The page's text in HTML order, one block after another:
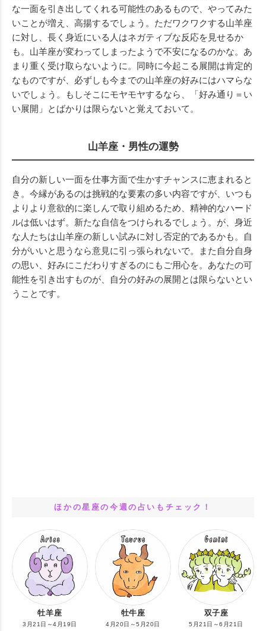
な一面を引き出してくれる可能性のあるもので、やってみた
いことが増え、高揚するでしょう。ただワクワクする山羊座
に対し、長く身近にいる人はネガティブな反応を見せるか
も。山羊座が変わってしまったようで不安になるのかな。あ
まり重く受け取らないように。同時に今起こる展開は肯定的
なものですが、必ずしも今までの山羊座の好みにはハマらな
いでしょう。もしそこにモヤモヤするなら、「好み通り＝い
い展開」とばかりは限らないと覚えておいて。
山羊座・男性の運勢
自分の新しい一面を仕事方面で生かすチャンスに恵まれると
き。今縁があるのは挑戦的な要素の多い内容ですが、いつも
よりより意欲的に楽しんで取り組めるため、精神的なハード
ルは低いはず。新たな自信をつけられるでしょう。が、身近
な人たちは山羊座の新しい試みに対し否定的であるかも。自
分がいいと思うなら意見に引っ張られないで。また自分自身
の思い、好みにこだわりすぎるのにもご用心を。あなたの可
能性を引き出すものが、自分の好みの展開とは限らないとい
うことです。
ほかの星座の今週の占いもチェック！
牡羊座
3月21日～4月19日
牡牛座
4月20日～5月20日
双子座
5月21日～6月21日